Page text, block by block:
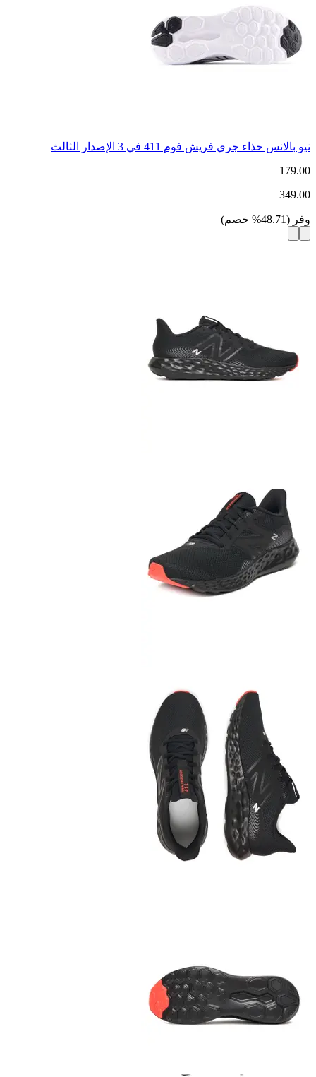
نيو بالانس حذاء جري فريش فوم 411 في 3 الإصدار الثالث
179.00
349.00
وفر (
48.71
% خصم)